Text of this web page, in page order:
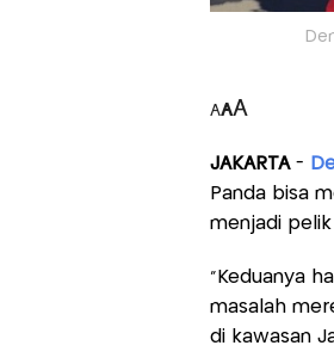
AAA
JAKARTA-
Panda bisa
menjadi
“Keduanya
masalah
di kawasan